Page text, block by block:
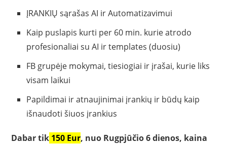
ĮRANKIŲ sąrašas AI ir Automatizavimui
Kaip puslapis kurti per 60 min. kurie atrodo
profesionaliai su AI ir templates (duosiu)
FB grupėje mokymai, tiesiogiai ir įrašai, kurie liks
visam laikui
Papildimai ir atnaujinimai įrankių ir būdų kaip
išnaudoti šiuos įrankius
Dabar tik 150 Eur, nuo Rugpjūčio 6 dienos, kaina